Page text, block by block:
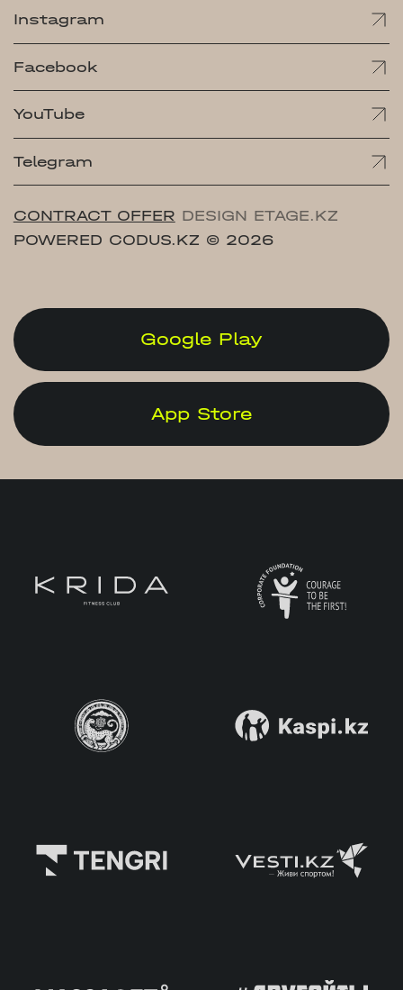
Instagram
Facebook
YouTube
Telegram
CONTRACT OFFER DESIGN ETAGE.KZ
POWERED CODUS.KZ © 2026
Google Play
App Store